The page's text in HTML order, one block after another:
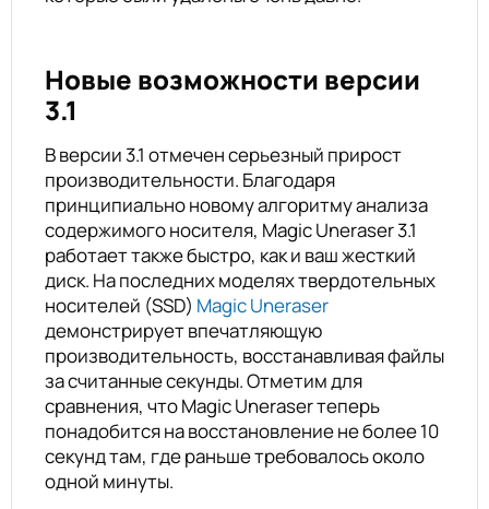
Новые возможности версии
3.1
В версии 3.1 отмечен серьезный прирост
производительности. Благодаря
принципиально новому алгоритму анализа
содержимого носителя, Magic Uneraser 3.1
работает также быстро, как и ваш жесткий
диск. На последних моделях твердотельных
носителей (SSD) Magic Uneraser
демонстрирует впечатляющую
производительность, восстанавливая файлы
за считанные секунды. Отметим для
сравнения, что Magic Uneraser теперь
понадобится на восстановление не более 10
секунд там, где раньше требовалось около
одной минуты.